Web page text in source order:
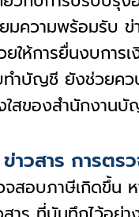
ยมความพร้อมรับ
ให้การยื่นงบการ
ำบัญชี ยังช่วยคว
ใสของสำนักงา
วสาร การตร
จสอบภาษีเกิดขึ้